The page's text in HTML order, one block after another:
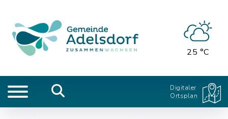
25 °C
Digitaler
Ortsplan